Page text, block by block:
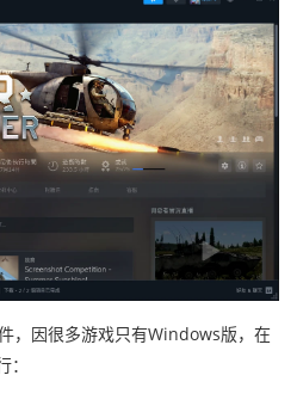
，因很多游戏只有Windows版，在